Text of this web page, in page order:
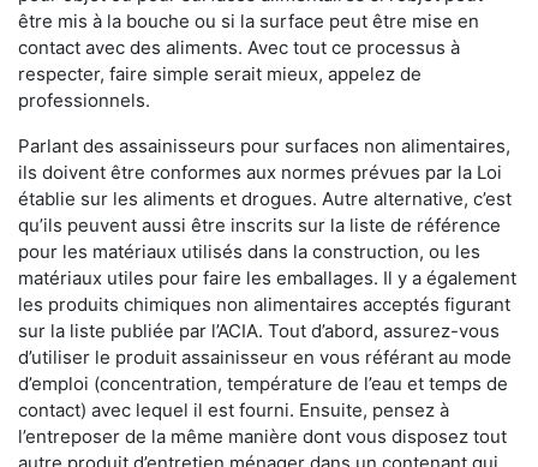
être mis à la bouche ou si la surface peut être mise en
contact avec des aliments. Avec tout ce processus à
respecter, faire simple serait mieux, appelez de
professionnels.
Parlant des assainisseurs pour surfaces non alimentaires,
ils doivent être conformes aux normes prévues par la Loi
établie sur les aliments et drogues. Autre alternative, c’est
qu’ils peuvent aussi être inscrits sur la liste de référence
pour les matériaux utilisés dans la construction, ou les
matériaux utiles pour faire les emballages. Il y a également
les produits chimiques non alimentaires acceptés figurant
sur la liste publiée par l’ACIA. Tout d’abord, assurez-vous
d’utiliser le produit assainisseur en vous référant au mode
d’emploi (concentration, température de l’eau et temps de
contact) avec lequel il est fourni. Ensuite, pensez à
l’entreposer de la même manière dont vous disposez tout